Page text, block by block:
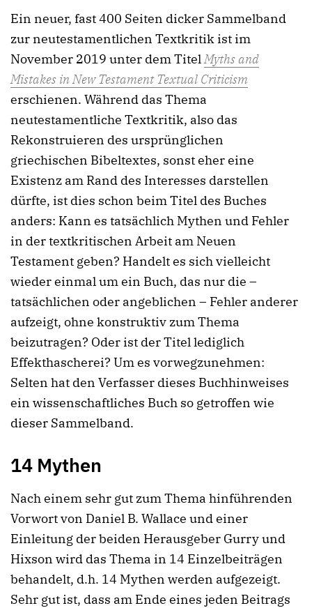
Ein neuer, fast 400 Seiten dicker Sammelband
zur neutestamentlichen Textkritik ist im
November 2019 unter dem TitelMyths and
Mistakes in New Testament Textual Criticism
erschienen. Während das Thema
neutestamentliche Textkritik, also das
Rekonstruieren des ursprünglichen
griechischen Bibeltextes, sonst eher eine
Existenz am Rand des Interesses darstellen
dürfte, ist dies schon beim Titel des Buches
anders: Kann es tatsächlich Mythen und Fehler
in der textkritischen Arbeit am Neuen
Testament geben? Handelt es sich vielleicht
wieder einmal um ein Buch, das nur die –
tatsächlichen oder angeblichen – Fehler anderer
aufzeigt, ohne konstruktiv zum Thema
beizutragen? Oder ist der Titel lediglich
Effekthascherei? Um es vorwegzunehmen:
Selten hat den Verfasser dieses Buchhinweises
ein wissenschaftliches Buch so getroffen wie
dieser Sammelband.
14 Mythen
Nach einem sehr gut zum Thema hinführenden
Vorwort von Daniel B. Wallace und einer
Einleitung der beiden Herausgeber Gurry und
Hixson wird das Thema in 14 Einzelbeiträgen
behandelt, d.h. 14 Mythen werden aufgezeigt.
Sehr gut ist, dass am Ende eines jeden Beitrags